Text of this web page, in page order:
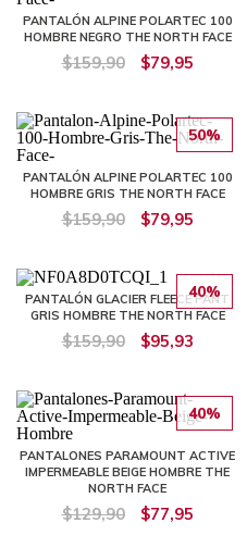
PANTALÓN ALPINE POLARTEC 100
HOMBRE NEGRO THE NORTH FACE
$159,90 $79,95
50%
PANTALÓN ALPINE POLARTEC 100
HOMBRE GRIS THE NORTH FACE
$159,90 $79,95
40%
PANTALÓN GLACIER FLEECE PANT
GRIS HOMBRE THE NORTH FACE
$159,90 $95,93
40%
PANTALONES PARAMOUNT ACTIVE
IMPERMEABLE BEIGE HOMBRE THE
NORTH FACE
$129,90 $77,95